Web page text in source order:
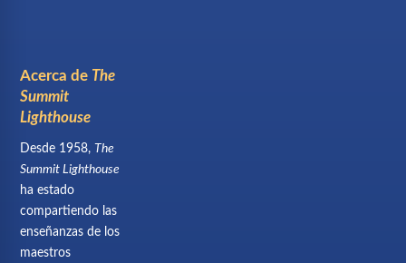
Acerca de The
Summit
Lighthouse
Desde 1958, The
Summit Lighthouse
ha estado
compartiendo las
enseñanzas de los
maestros